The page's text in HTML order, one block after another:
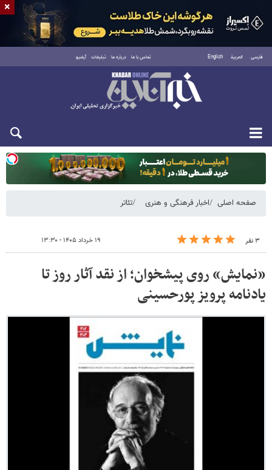
فارسی العربية English تماس با ما درباره ما تبلیغات آرشیو
یکشنبه ۱۸ مرداد ۱۴۰۵
صفحه اصلی اخبار فرهنگی و هنری تئاتر
۳ نفر ۱۹ خرداد ۱۴۰۵ - ۱۳:۳۰
«نمایش» روی پیشخوان؛ از نقد آثار روز تا
یادنامه پرویز پورحسینی
×